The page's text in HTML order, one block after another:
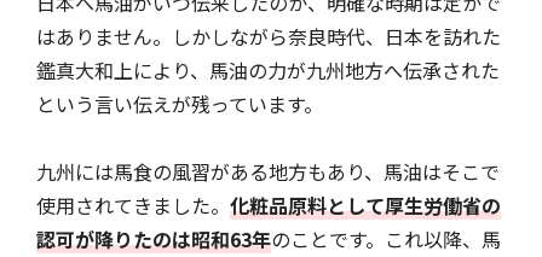
はありません。しかしながら奈良時代、日本を訪れた
鑑真大和上により、馬油の力が九州地方へ伝承された
という言い伝えが残っています。
九州には馬食の風習がある地方もあり、馬油はそこで
使用されてきました。 化粧品原料として厚生労働省の
認可が降りたのは昭和63年のことです。これ以降、馬